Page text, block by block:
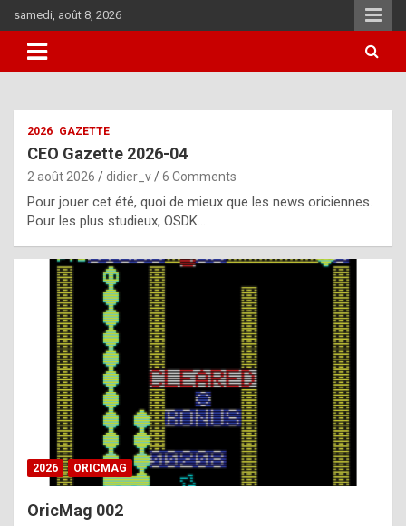
to
content
samedi, août 8, 2026
i
u
l
y
d
i
ff
i
2026 GAZETTE
CEO Gazette 2026-04
2 août 2026 didier_v 6 Comments
Pour jouer cet été, quoi de mieux que les news oriciennes.
Pour les plus studieux, OSDK…
2026 ORICMAG
OricMag 002